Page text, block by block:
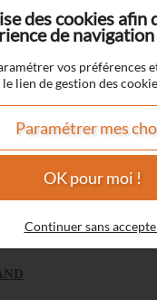
des cookies afin
de navigation
vos préférences
lien de gestion des
Paramétrer mes
OK pour moi !
Continuer sans